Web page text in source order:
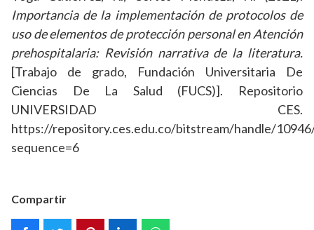
Importancia de la implementación de protocolos de
uso de elementos de protección personal en Atención
prehospitalaria: Revisión narrativa de la literatura.
[Trabajo de grado, Fundación Universitaria De
Ciencias De La Salud (FUCS)]. Repositorio
UNIVERSIDAD CES.
https://repository.ces.edu.co/bitstream/handle/
sequence=6
Compartir